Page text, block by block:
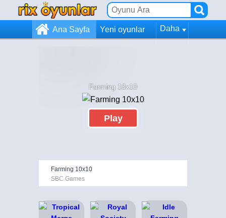
Ana Sayfa Yeni oyunlar Daha
Farming 10x10
Play
Farming 10x10
SBC Games